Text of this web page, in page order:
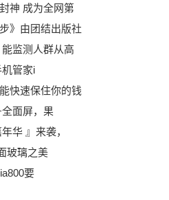
神 成为全网第
》由团结出版社
监测人群从高
管家i
快速保住你的钱
面屏，果
华 』来袭，
玻璃之美
要